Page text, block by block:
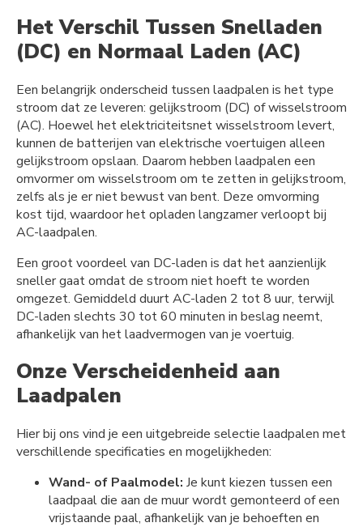
Het Verschil Tussen Snelladen
(DC) en Normaal Laden (AC)
Een belangrijk onderscheid tussen laadpalen is het type
stroom dat ze leveren: gelijkstroom (DC) of wisselstroom
(AC). Hoewel het elektriciteitsnet wisselstroom levert,
kunnen de batterijen van elektrische voertuigen alleen
gelijkstroom opslaan. Daarom hebben laadpalen een
omvormer om wisselstroom om te zetten in gelijkstroom,
zelfs als je er niet bewust van bent. Deze omvorming
kost tijd, waardoor het opladen langzamer verloopt bij
AC-laadpalen.
Een groot voordeel van DC-laden is dat het aanzienlijk
sneller gaat omdat de stroom niet hoeft te worden
omgezet. Gemiddeld duurt AC-laden 2 tot 8 uur, terwijl
DC-laden slechts 30 tot 60 minuten in beslag neemt,
afhankelijk van het laadvermogen van je voertuig.
Onze Verscheidenheid aan
Laadpalen
Hier bij ons vind je een uitgebreide selectie laadpalen met
verschillende specificaties en mogelijkheden:
Wand- of Paalmodel: Je kunt kiezen tussen een
laadpaal die aan de muur wordt gemonteerd of een
vrijstaande paal, afhankelijk van je behoeften en